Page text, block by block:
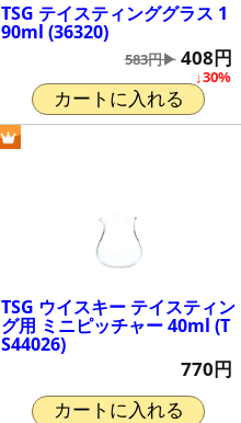
TSG テイスティンググラス 1
90ml (36320)
↓30%
583円▶ 408円
カートに入れる
TSG ウイスキー テイスティン
グ用 ミニピッチャー 40ml (T
S44026)
770円
カートに入れる